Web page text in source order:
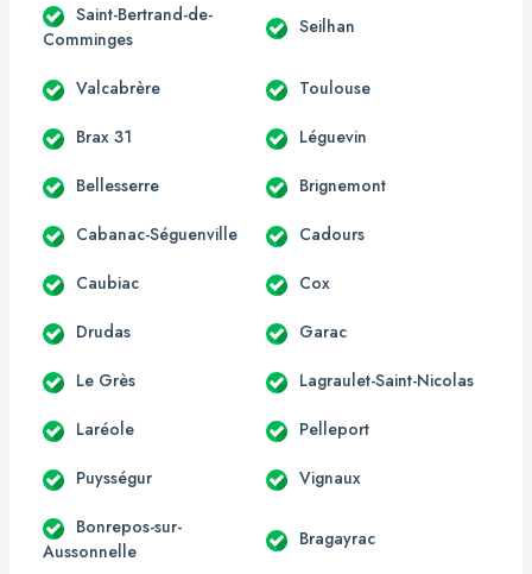
Saint-Bertrand-de-
Comminges
Seilhan
Valcabrère Toulouse
Brax 31 Léguevin
Bellesserre Brignemont
Cabanac-Séguenville Cadours
Caubiac Cox
Drudas Garac
Le Grès Lagraulet-Saint-Nicolas
Laréole Pelleport
Puysségur Vignaux
Bonrepos-sur-
Aussonnelle
Bragayrac